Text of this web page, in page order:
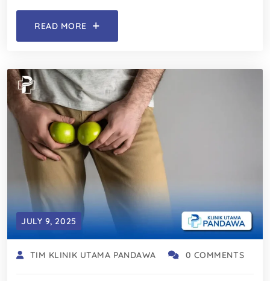
READ MORE
JULY 9, 2025
TIM KLINIK UTAMA PANDAWA 0 COMMENTS